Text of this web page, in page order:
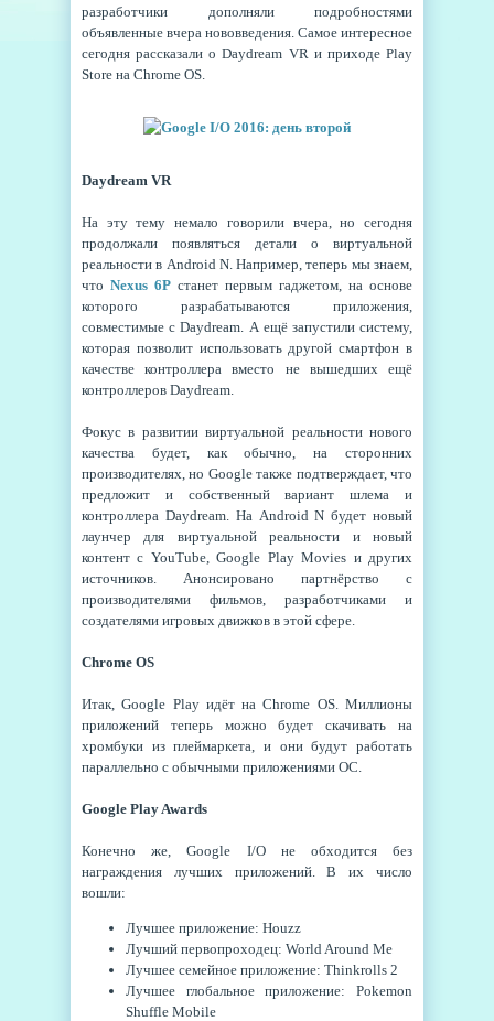
разработчики дополняли подробностями
объявленные вчера нововведения. Самое интересное
сегодня рассказали о Daydream VR и приходе Play
Store на Chrome OS.
Daydream VR
На эту тему немало говорили вчера, но сегодня
продолжали появляться детали о виртуальной
реальности в Android N. Например, теперь мы знаем,
что Nexus 6P станет первым гаджетом, на основе
которого разрабатываются приложения,
совместимые с Daydream. А ещё запустили систему,
которая позволит использовать другой смартфон в
качестве контроллера вместо не вышедших ещё
контроллеров Daydream.
Фокус в развитии виртуальной реальности нового
качества будет, как обычно, на сторонних
производителях, но Google также подтверждает, что
предложит и собственный вариант шлема и
контроллера Daydream. На Android N будет новый
лаунчер для виртуальной реальности и новый
контент с YouTube, Google Play Movies и других
источников. Анонсировано партнёрство с
производителями фильмов, разработчиками и
создателями игровых движков в этой сфере.
Chrome OS
Итак, Google Play идёт на Chrome OS. Миллионы
приложений теперь можно будет скачивать на
хромбуки из плеймаркета, и они будут работать
параллельно с обычными приложениями ОС.
Google Play Awards
Конечно же, Google I/O не обходится без
награждения лучших приложений. В их число
вошли:
Лучшее приложение: Houzz
Лучший первопроходец: World Around Me
Лучшее семейное приложение: Thinkrolls 2
Лучшее глобальное приложение: Pokemon
Shuffle Mobile